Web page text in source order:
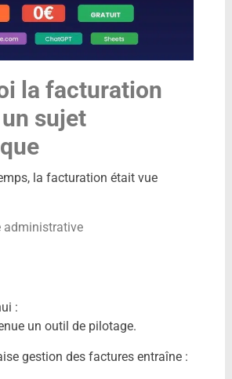
la facturation
sujet
la facturation était vue
administrative
:
un outil de pilotage.
gestion des factures entraîne :